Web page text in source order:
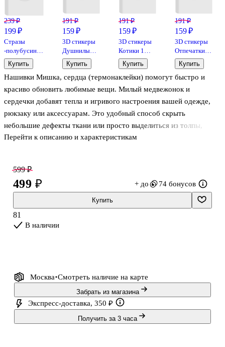
Нашивки Мишка, сердца (термонаклейки) помогут быстро и
красиво обновить любимые вещи. Милый медвежонок и
сердечки добавят тепла и игривого настроения вашей одежде,
рюкзаку или аксессуарам. Это удобный способ скрыть
небольшие дефекты ткани или просто выделиться из толпы,
создав свой уникальный стиль.
нашивку к ткани и аккуратно прижечь утюгом. Не нужно уметь
шить — всё занимает пару минут, а результат выглядит
аккуратно и надёжно держится при носке. Идеальный выбор для
тех, кто любит быстрый и эстетичный декор своими руками.
Перейти к описанию и характеристикам
239 ₽
199 ₽
Стразы
-полубусины
прозрачные с
переливом,
диаметр 1 см,
45 штук
Купить
191 ₽
159 ₽
3D стикеры
Душнилы
(упаковка)
Bookvalno
Купить
191 ₽
159 ₽
3D стикеры
Котики 1
(упаковка)
Bookvalno
Купить
191 ₽
159 ₽
3D стикеры
Отпечатки
сердце
(упаковка)
Bookvalno
Купить
599 ₽
499 ₽ + до 74 бонусов
Купить
81
В наличии
Москва Смотреть наличие на карте
Забрать из магазина
Экспресс-доставка, 350 ₽
Получить за 3 часа